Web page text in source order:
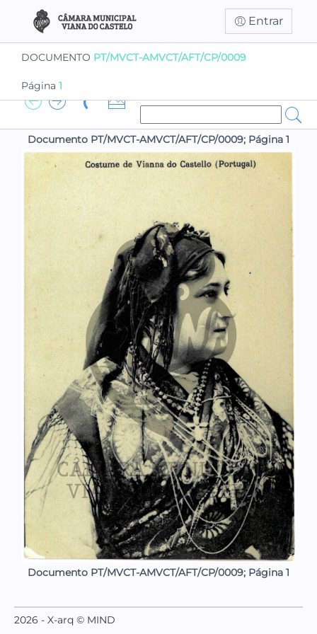
Entrar
DOCUMENTO PT/MVCT-AMVCT/AFT/CP/0009
Página 1
Documento PT/MVCT-AMVCT/AFT/CP/0009; Página 1
Documento PT/MVCT-AMVCT/AFT/CP/0009; Página 1
2026 - X-arq © MIND